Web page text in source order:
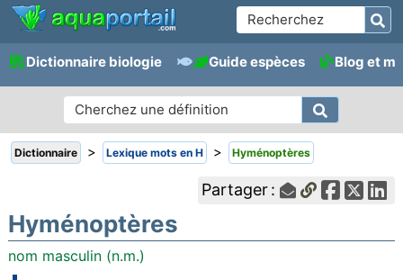
Dictionnaire biologie Guide espèces Blog et
Dictionnaire > Lexique mots en H > Hyménoptères
Partager :
Hyménoptères
nom masculin (n.m.)